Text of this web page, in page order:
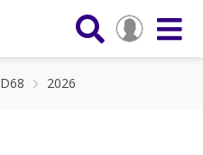
D68 2026